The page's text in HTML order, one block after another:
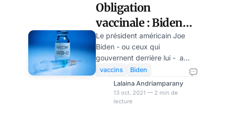
Obligation
vaccinale : Biden
veut forcer la main
aux entreprises de
plus de 100 salariés
Le président américain Joe
Biden - ou ceux qui
gouvernent derrière lui - a
présenté une proposition de
norme temporaire d’urgence
qui concerne l'obligation
vaccinale dans les entreprises
vaccins
Biden
Lalaina Andriamparany
13 oct. 2021 — 2 min de
lecture